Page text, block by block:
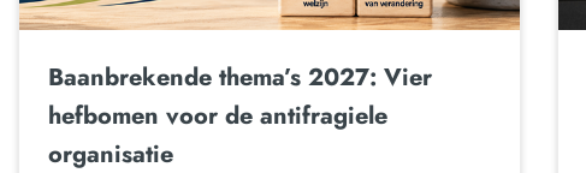
Baanbrekende thema’s 2027: Vier
hefbomen voor de antifragiele
organisatie